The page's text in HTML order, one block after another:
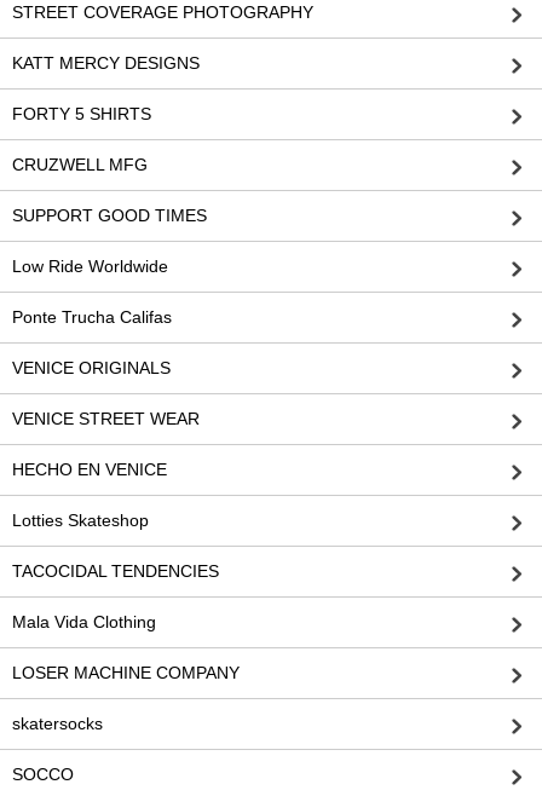
STREET COVERAGE PHOTOGRAPHY
KATT MERCY DESIGNS
FORTY 5 SHIRTS
CRUZWELL MFG
SUPPORT GOOD TIMES
Low Ride Worldwide
Ponte Trucha Califas
VENICE ORIGINALS
VENICE STREET WEAR
HECHO EN VENICE
Lotties Skateshop
TACOCIDAL TENDENCIES
Mala Vida Clothing
LOSER MACHINE COMPANY
skatersocks
SOCCO